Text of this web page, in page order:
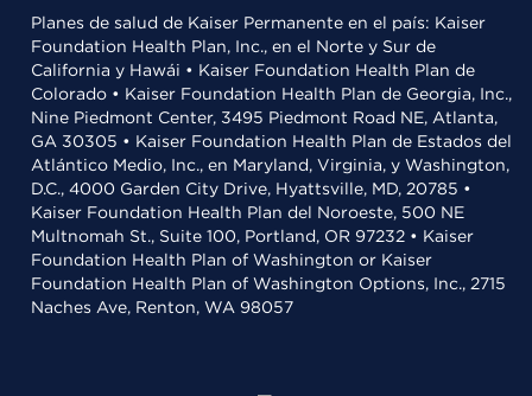
Planes de salud de Kaiser Permanente en el país: Kaiser
Foundation Health Plan, Inc., en el Norte y Sur de
California y Hawái • Kaiser Foundation Health Plan de
Colorado • Kaiser Foundation Health Plan de Georgia, Inc.,
Nine Piedmont Center, 3495 Piedmont Road NE, Atlanta,
GA 30305 • Kaiser Foundation Health Plan de Estados del
Atlántico Medio, Inc., en Maryland, Virginia, y Washington,
D.C., 4000 Garden City Drive, Hyattsville, MD, 20785 •
Kaiser Foundation Health Plan del Noroeste, 500 NE
Multnomah St., Suite 100, Portland, OR 97232 • Kaiser
Foundation Health Plan of Washington or Kaiser
Foundation Health Plan of Washington Options, Inc., 2715
Naches Ave, Renton, WA 98057